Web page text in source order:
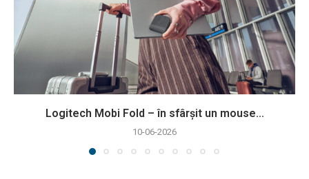
Logitech Mobi Fold – în sfârșit un mouse...
10-06-2026